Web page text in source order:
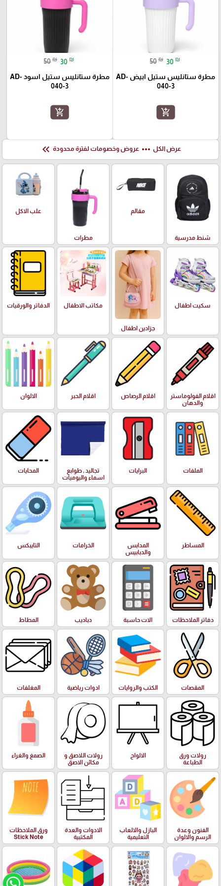
50 ₪ 30 ₪
مطرة ستانليس ستيل ابيض AD-
040-3
add_shopping_cart
50 ₪ 30 ₪
مطرة ستانليس ستيل اسود AD-
040-3
add_shopping_cart
عرض الكل more_horiz عروض وخصومات لفترة محدودة keyboard_double_arrow_left
شنط مدرسية
مقالم
مطرات
علب الاكل
سكيت اطفال
جزادين اطفال
مكاتب الاطفال الدفاتر والورقيات
اقلام الفولوماستر
والدهان
اقلام الرصاص اقلام الحبر الالوان
الملفات البرايات
تجاليد , طوابع
اسماء واليوميات
المحايات
المساطر
المدابس
والدبابيس
الخرامات التايبكس
دفاتر الملاحظات الات حاسبة دباديب المطاط
المقصات الكتب والروايات ادوات رياضية المغلفات
رولات ورق
الطباعة
الالواح
رولات اللاصق و
مكائن الاصق
الصمغ والغراء
الفنون وعدة
الرسم والالوان
البازل والالعاب
التعليمية
الادوات والعدة
المكتبية
ورق الملاحظات
Stick Note